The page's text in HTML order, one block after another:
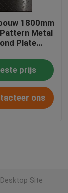
1800mm
Metal
Plate
prijs
ons
Desktop Site